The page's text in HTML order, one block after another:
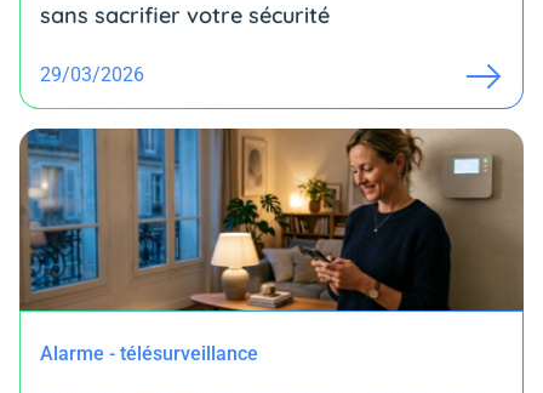
sans sacrifier votre sécurité
29/03/2026
Alarme - télésurveillance